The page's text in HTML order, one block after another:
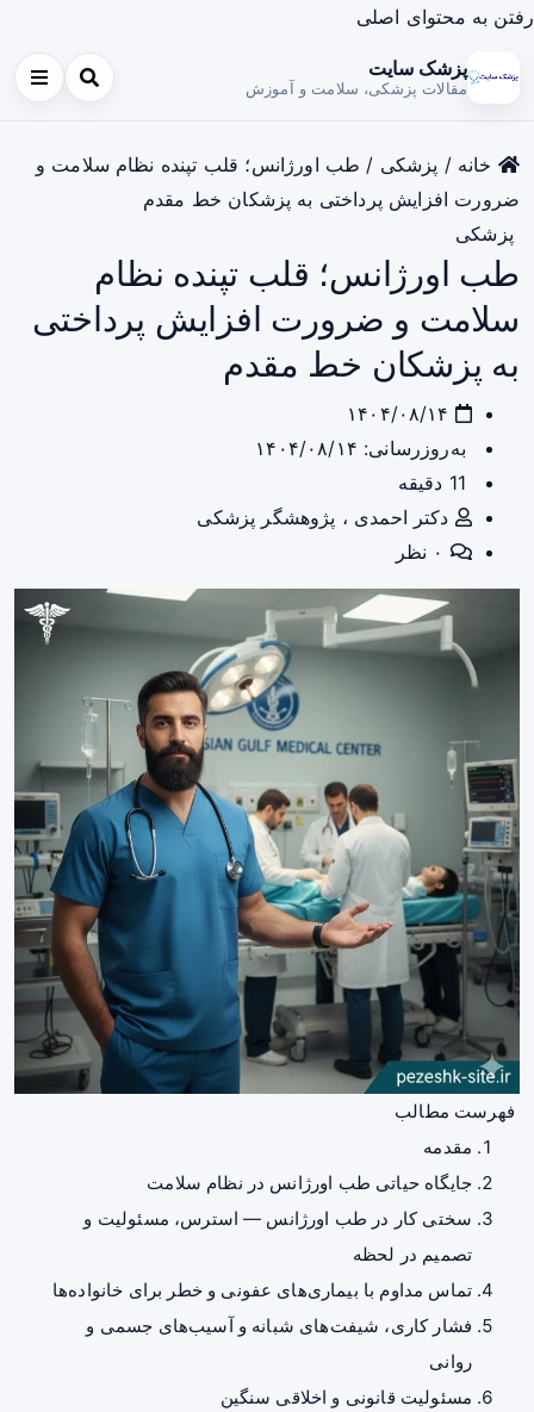
رفتن به محتوای اصلی
پزشک سایت
مقالات پزشکی، سلامت و آموزش
خانه / پزشکی / طب اورژانس؛ قلب تپنده نظام سلامت و
ضرورت افزایش پرداختی به پزشکان خط مقدم
پزشکی
طب اورژانس؛ قلب تپنده نظام
سلامت و ضرورت افزایش پرداختی
به پزشکان خط مقدم
به‌روزرسانی: ۱۴۰۴/۰۸/۱۴
دکتر احمدی ، پژوهشگر پزشکی
فهرست مطالب
مقدمه
جایگاه حیاتی طب اورژانس در نظام سلامت
سختی کار در طب اورژانس — استرس، مسئولیت و
تصمیم در لحظه
تماس مداوم با بیماری‌های عفونی و خطر برای خانواده‌ها
فشار کاری، شیفت‌های شبانه و آسیب‌های جسمی و
روانی
مسئولیت قانونی و اخلاقی سنگین